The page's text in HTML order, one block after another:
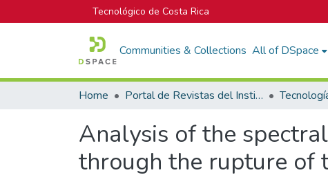
Tecnológico de Costa Rica
Communities & Collections All of DSpace
Home Portal de Revistas del Instituto Tecnológico de Costa Rica
Analysis of the
through the rupture of